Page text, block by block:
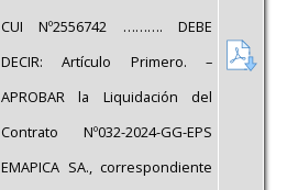
CUI Nº2556742 ………. DEBE
DECIR: Artículo Primero. –
APROBAR la Liquidación del
Contrato Nº032-2024-GG-EPS
EMAPICA SA., correspondiente